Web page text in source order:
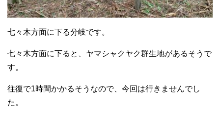
七々木方面に下る分岐です。
七々木方面に下ると、ヤマシャクヤク群生地があるそうで
す。
往復で1時間かかるそうなので、今回は行きませんでし
た。